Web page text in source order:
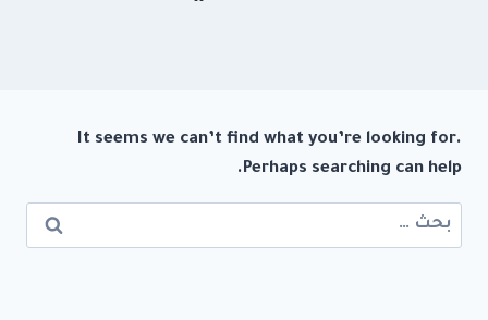
It seems we can’t find what you’re looking for.
Perhaps searching can help.
البحث
عن: